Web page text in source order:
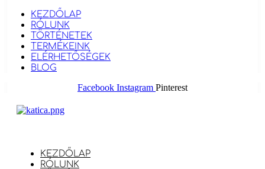
KEZDŐLAP
RÓLUNK
TÖRTÉNETEK
TERMÉKEINK
ELÉRHETŐSÉGEK
BLOG
Facebook Instagram Pinterest
KEZDŐLAP
RÓLUNK